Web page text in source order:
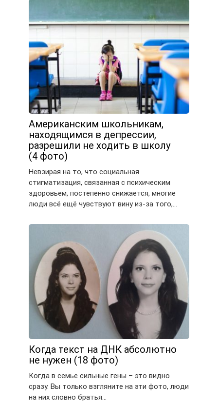
Американским школьникам,
находящимся в депрессии,
разрешили не ходить в школу
(4 фото)
Невзирая на то, что социальная
стигматизация, связанная с психическим
здоровьем, постепенно снижается, многие
люди всё ещё чувствуют вину из-за того,…
Когда текст на ДНК абсолютно
не нужен (18 фото)
Когда в семье сильные гены – это видно
сразу. Вы только взгляните на эти фото, люди
на них словно братья…